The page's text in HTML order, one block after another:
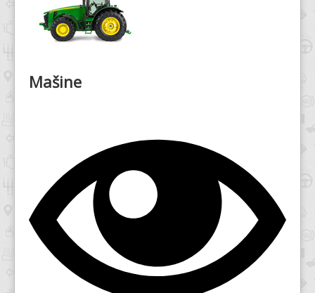
Mašine